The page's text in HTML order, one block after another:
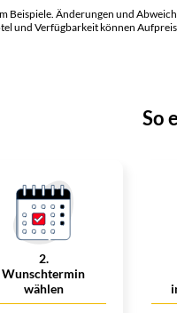
Beispiele. Änderungen und
und Verfügbarkeit können
So
2.
Wunschtermin
wählen